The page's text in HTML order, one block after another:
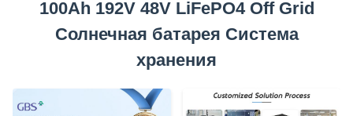
100Ah 192V 48V LiFePO4 Off Grid
Солнечная батарея Система
хранения